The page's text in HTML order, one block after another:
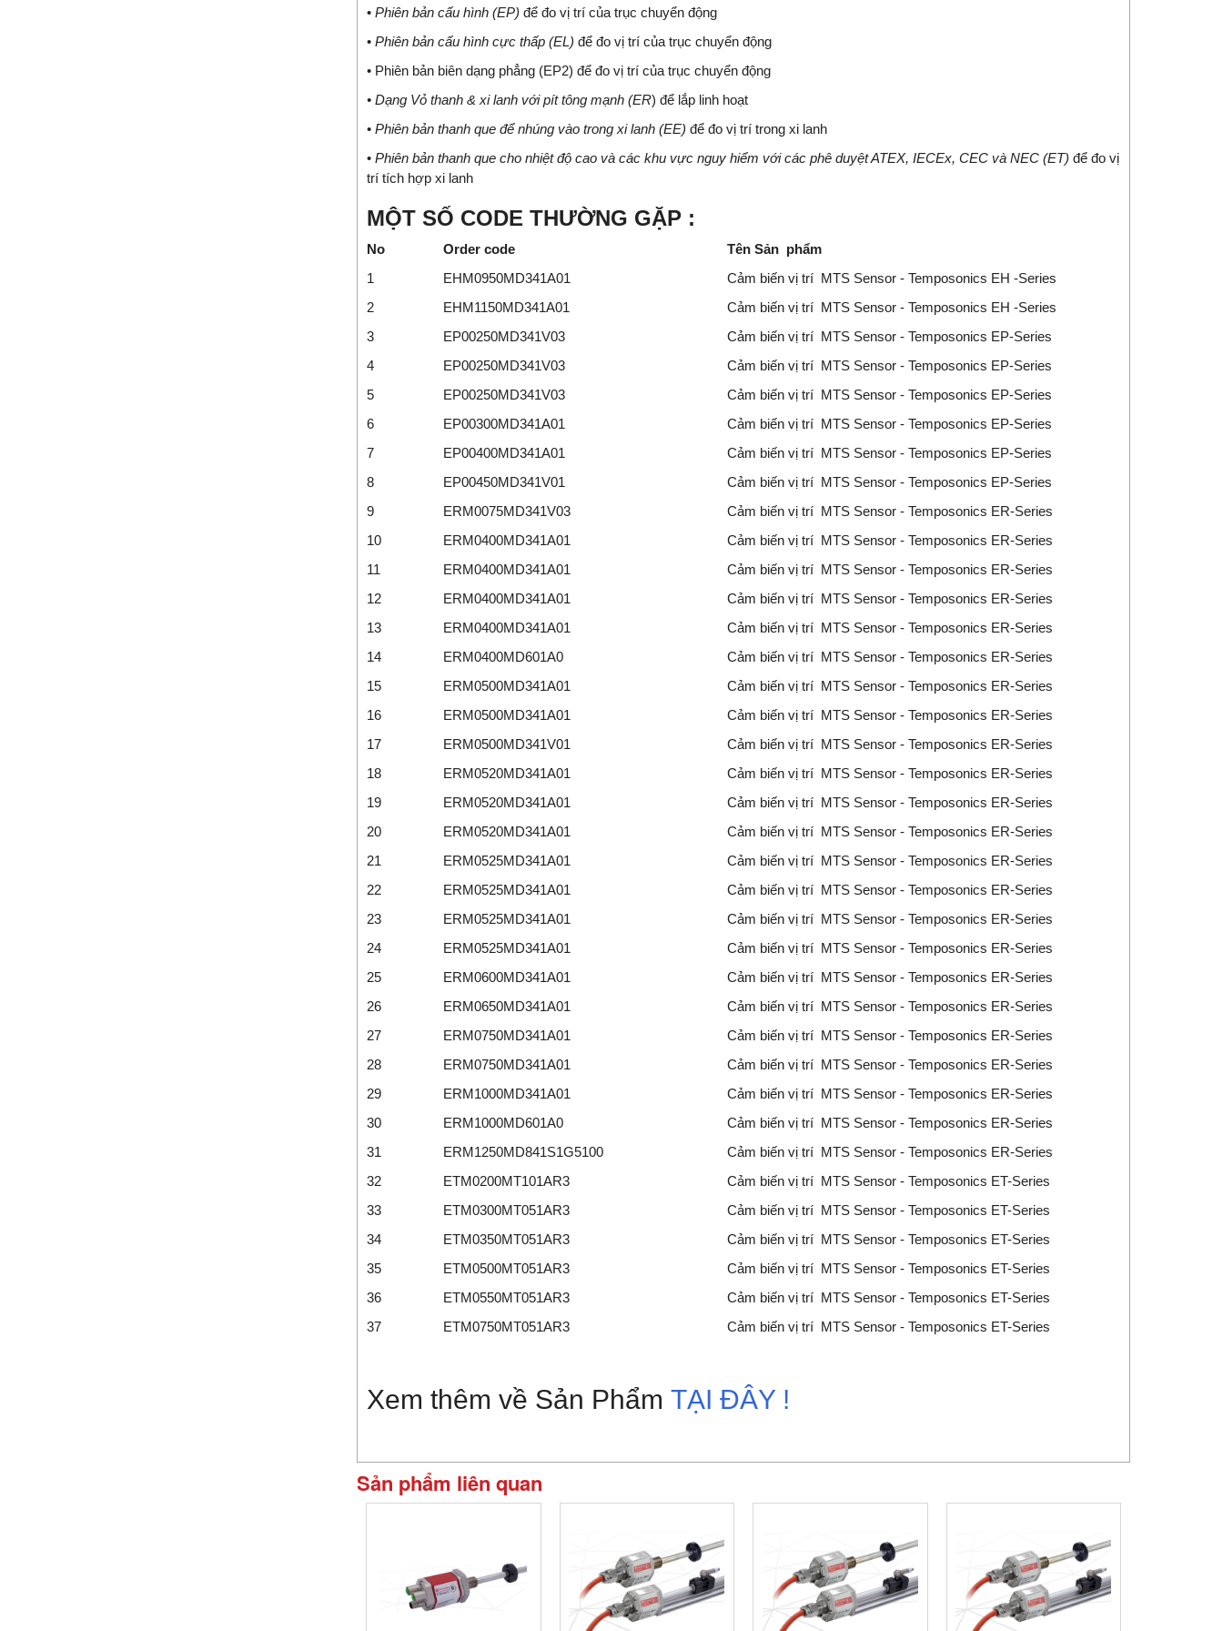
• Phiên bản cấu hình (EP) để đo vị trí của trục chuyển động
• Phiên bản cấu hình cực thấp (EL) để đo vị trí của trục chuyển động
• Phiên bản biên dạng phẳng (EP2) để đo vị trí của trục chuyển động
• Dạng Vỏ thanh & xi lanh với pít tông mạnh (ER) để lắp linh hoạt
• Phiên bản thanh que để nhúng vào trong xi lanh (EE) để đo vị trí trong xi lanh
• Phiên bản thanh que cho nhiệt độ cao và các khu vực nguy hiểm với các phê duyệt ATEX, IECEx, CEC và NEC (ET) để đo vị
trí tích hợp xi lanh
MỘT SỐ CODE THƯỜNG GẶP :
No Order code
Tên Sản phẩm
1
EHM0950MD341A01
Cảm biến vị trí MTS Sensor - Temposonics EH -Series
2
EHM1150MD341A01
Cảm biến vị trí MTS Sensor - Temposonics EH -Series
3
EP00250MD341V03
Cảm biến vị trí MTS Sensor - Temposonics EP-Series
4
EP00250MD341V03 Cảm biến vị trí MTS Sensor - Temposonics EP-Series
5
EP00250MD341V03
Cảm biến vị trí MTS Sensor - Temposonics EP-Series
6
EP00300MD341A01
Cảm biến vị trí MTS Sensor - Temposonics EP-Series
7
EP00400MD341A01
Cảm biến vị trí MTS Sensor - Temposonics EP-Series
8
EP00450MD341V01
Cảm biến vị trí MTS Sensor - Temposonics EP-Series
9
ERM0075MD341V03
Cảm biến vị trí MTS Sensor - Temposonics ER-Series
10
ERM0400MD341A01
Cảm biến vị trí MTS Sensor - Temposonics ER-Series
11
ERM0400MD341A01
Cảm biến vị trí MTS Sensor - Temposonics ER-Series
12
ERM0400MD341A01
Cảm biến vị trí MTS Sensor - Temposonics ER-Series
13
ERM0400MD341A01
Cảm biến vị trí MTS Sensor - Temposonics ER-Series
14
ERM0400MD601A0
Cảm biến vị trí MTS Sensor - Temposonics ER-Series
15
ERM0500MD341A01
Cảm biến vị trí MTS Sensor - Temposonics ER-Series
16
ERM0500MD341A01
Cảm biến vị trí MTS Sensor - Temposonics ER-Series
17
ERM0500MD341V01
Cảm biến vị trí MTS Sensor - Temposonics ER-Series
18
ERM0520MD341A01
Cảm biến vị trí MTS Sensor - Temposonics ER-Series
19
ERM0520MD341A01
Cảm biến vị trí MTS Sensor - Temposonics ER-Series
20
ERM0520MD341A01
Cảm biến vị trí MTS Sensor - Temposonics ER-Series
21
ERM0525MD341A01
Cảm biến vị trí MTS Sensor - Temposonics ER-Series
22
ERM0525MD341A01
Cảm biến vị trí MTS Sensor - Temposonics ER-Series
23
ERM0525MD341A01
Cảm biến vị trí MTS Sensor - Temposonics ER-Series
24
ERM0525MD341A01
Cảm biến vị trí MTS Sensor - Temposonics ER-Series
25
ERM0600MD341A01
Cảm biến vị trí MTS Sensor - Temposonics ER-Series
26
ERM0650MD341A01
Cảm biến vị trí MTS Sensor - Temposonics ER-Series
27
ERM0750MD341A01
Cảm biến vị trí MTS Sensor - Temposonics ER-Series
28
ERM0750MD341A01
Cảm biến vị trí MTS Sensor - Temposonics ER-Series
29
ERM1000MD341A01
Cảm biến vị trí MTS Sensor - Temposonics ER-Series
30
ERM1000MD601A0
Cảm biến vị trí MTS Sensor - Temposonics ER-Series
31
ERM1250MD841S1G5100
Cảm biến vị trí MTS Sensor - Temposonics ER-Series
32
ETM0200MT101AR3
Cảm biến vị trí MTS Sensor - Temposonics ET-Series
33
ETM0300MT051AR3
Cảm biến vị trí MTS Sensor - Temposonics ET-Series
34
ETM0350MT051AR3
Cảm biến vị trí MTS Sensor - Temposonics ET-Series
35
ETM0500MT051AR3
Cảm biến vị trí MTS Sensor - Temposonics ET-Series
36
ETM0550MT051AR3
Cảm biến vị trí MTS Sensor - Temposonics ET-Series
37
ETM0750MT051AR3 Cảm biến vị trí MTS Sensor - Temposonics ET-Series
Xem thêm về Sản Phẩm TẠI ĐÂY !
Sản phẩm liên quan